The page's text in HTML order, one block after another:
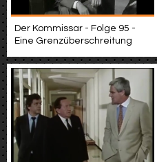
Der Kommissar - Folge 95 -
Eine Grenzüberschreitung